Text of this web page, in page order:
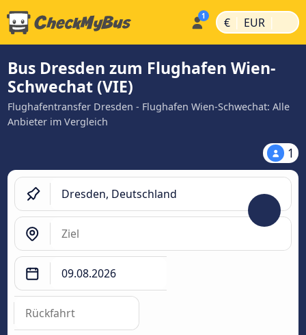
€ | EUR |
Bus Dresden zum Flughafen Wien-
Schwechat (VIE)
Flughafentransfer Dresden - Flughafen Wien-Schwechat: Alle
Anbieter im Vergleich
1